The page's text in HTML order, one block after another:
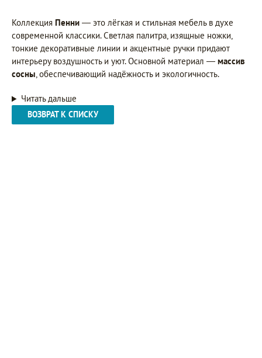
Коллекция Пенни — это лёгкая и стильная мебель в духе
современной классики. Светлая палитра, изящные ножки,
тонкие декоративные линии и акцентные ручки придают
интерьеру воздушность и уют. Основной материал — массив
сосны, обеспечивающий надёжность и экологичность.
Читать дальше
ВОЗВРАТ К СПИСКУ